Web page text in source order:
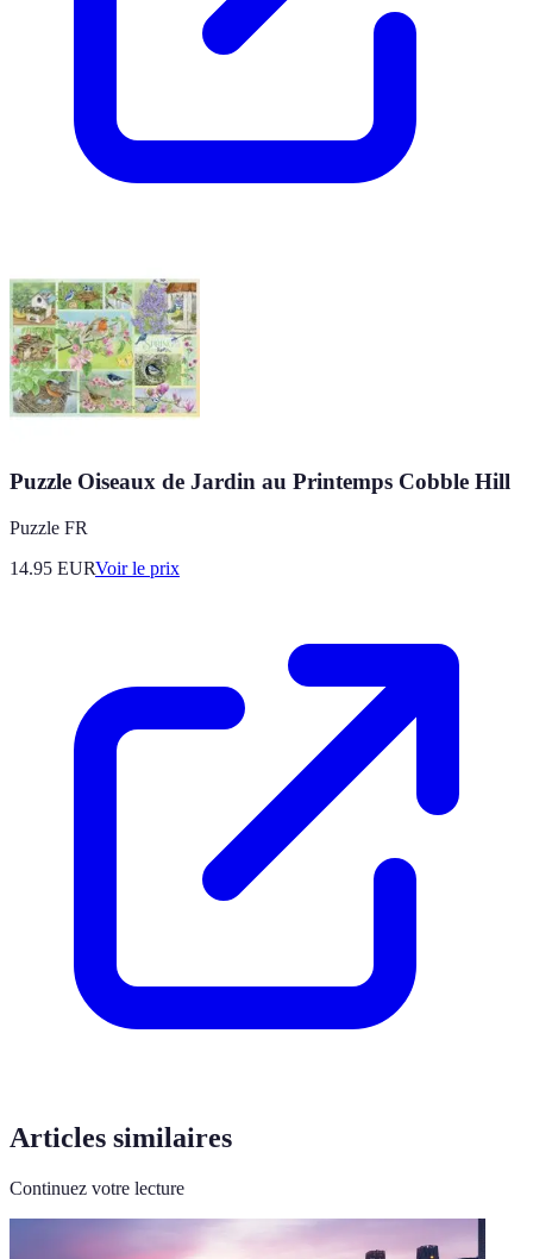
Puzzle Oiseaux de Jardin au Printemps Cobble Hill
Puzzle FR
14.95 EURVoir le prix
Articles similaires
Continuez votre lecture